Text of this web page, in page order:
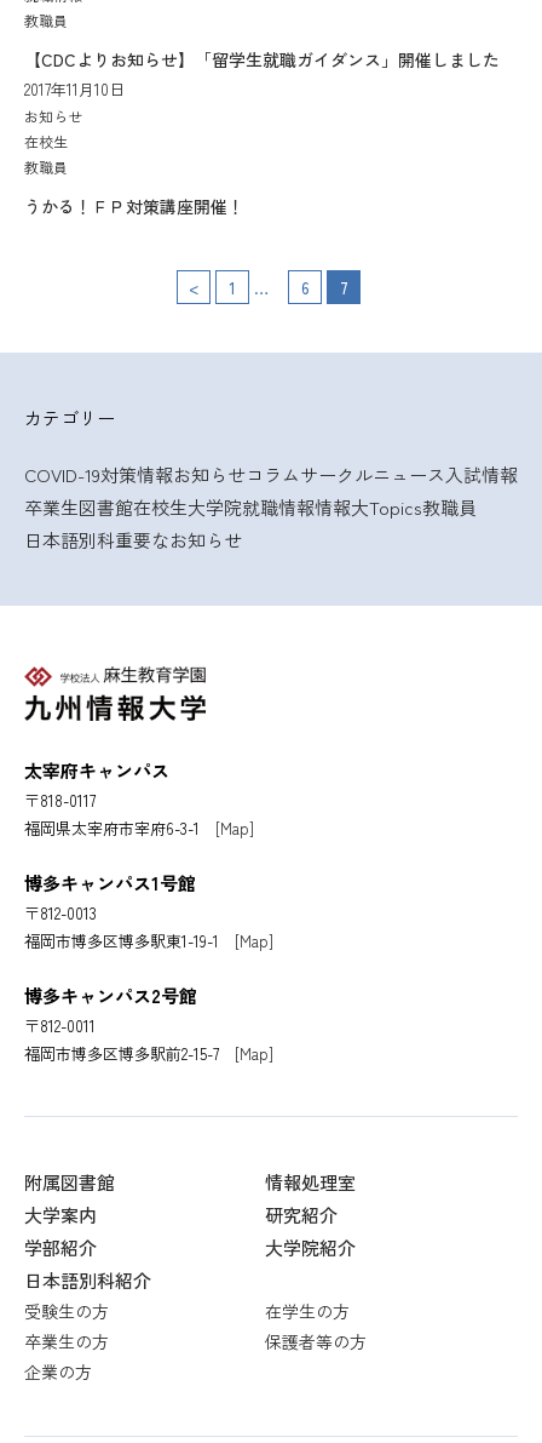
教職員
【CDCよりお知らせ】「留学生就職ガイダンス」開催しました
2017年11月10日
お知らせ
在校生
教職員
うかる！ＦＰ対策講座開催！
投
ー
< 1 … 6 7
カテゴリー
COVID-19対策情報お知らせコラムサークルニュース入試情報
卒業生図書館在校生大学院就職情報情報大Topics教職員
日本語別科重要なお知らせ
太宰府キャンパス
〒818-0117
福岡県太宰府市宰府6-3-1 [Map]
博多キャンパス1号館
〒812-0013
福岡市博多区博多駅東1-19-1 [Map]
博多キャンパス2号館
〒812-0011
福岡市博多区博多駅前2-15-7 [Map]
附属図書館
情報処理室
大学案内
研究紹介
学部紹介
大学院紹介
日本語別科紹介
受験生の方
在学生の方
卒業生の方
保護者等の方
企業の方